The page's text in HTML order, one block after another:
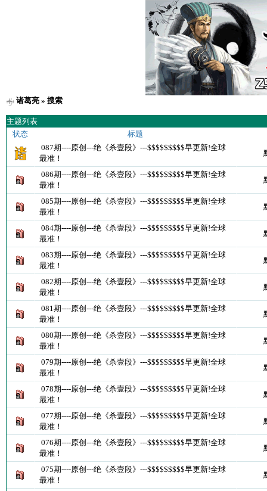
诸葛亮» 搜索
主题列表
状态
标题
087期----原创---绝《杀壹段》---$$$$$$$$$早更新!全球
最准！
086期----原创---绝《杀壹段》---$$$$$$$$$早更新!全球
最准！
085期----原创---绝《杀壹段》---$$$$$$$$$早更新!全球
最准！
084期----原创---绝《杀壹段》---$$$$$$$$$早更新!全球
最准！
083期----原创---绝《杀壹段》---$$$$$$$$$早更新!全球
最准！
082期----原创---绝《杀壹段》---$$$$$$$$$早更新!全球
最准！
081期----原创---绝《杀壹段》---$$$$$$$$$早更新!全球
最准！
080期----原创---绝《杀壹段》---$$$$$$$$$早更新!全球
最准！
079期----原创---绝《杀壹段》---$$$$$$$$$早更新!全球
最准！
078期----原创---绝《杀壹段》---$$$$$$$$$早更新!全球
最准！
077期----原创---绝《杀壹段》---$$$$$$$$$早更新!全球
最准！
076期----原创---绝《杀壹段》---$$$$$$$$$早更新!全球
最准！
075期----原创---绝《杀壹段》---$$$$$$$$$早更新!全球
最准！